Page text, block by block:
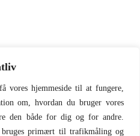
vores hjemmeside til at fungere,
om, hvordan du bruger vores
den både for dig og for andre.
bruges primært til trafikmåling og
app.